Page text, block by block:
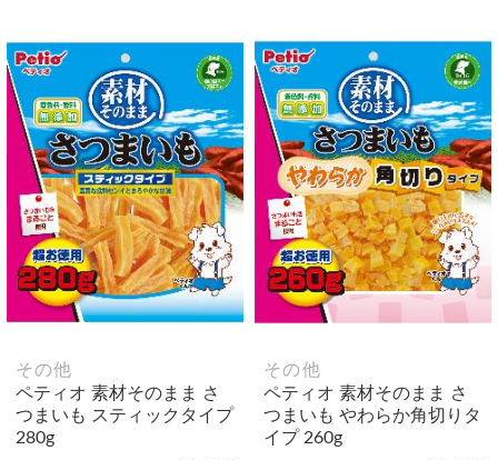
その他
ペティオ 素材そのまま さ
つまいも スティックタイプ
280g
その他
ペティオ 素材そのまま さ
つまいも やわらか角切りタ
イプ 260g